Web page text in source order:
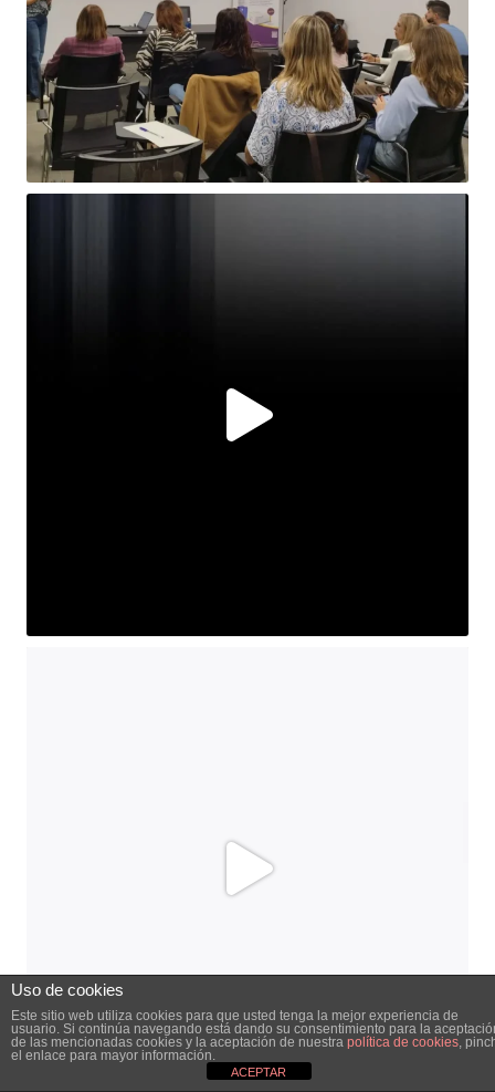
Uso de cookies
Este sitio web utiliza cookies para que usted tenga la mejor experiencia de
usuario. Si continúa navegando está dando su consentimiento para la
de las mencionadas cookies y la aceptación de nuestra política de cookies,
el enlace para mayor información.
ACEPTAR